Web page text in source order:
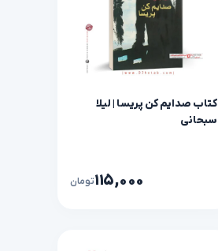
کتاب صدایم کن پریسا | لیلا
سبحانی
۱۱۵,۰۰۰تومان